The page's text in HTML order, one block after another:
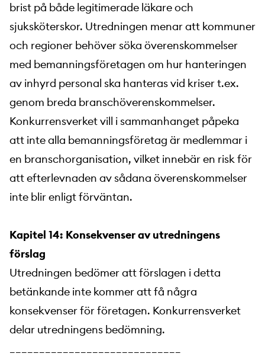
brist på både legitimerade läkare och
sjuksköterskor. Utredningen menar att kommuner
och regioner behöver söka överenskommelser
med bemanningsföretagen om hur hanteringen
av inhyrd personal ska hanteras vid kriser t.ex.
genom breda branschöverenskommelser.
Konkurrensverket vill i sammanhanget påpeka
att inte alla bemanningsföretag är medlemmar i
en branschorganisation, vilket innebär en risk för
att efterlevnaden av sådana överenskommelser
inte blir enligt förväntan.
Kapitel 14: Konsekvenser av utredningens
förslag
Utredningen bedömer att förslagen i detta
betänkande inte kommer att få några
konsekvenser för företagen. Konkurrensverket
delar utredningens bedömning.